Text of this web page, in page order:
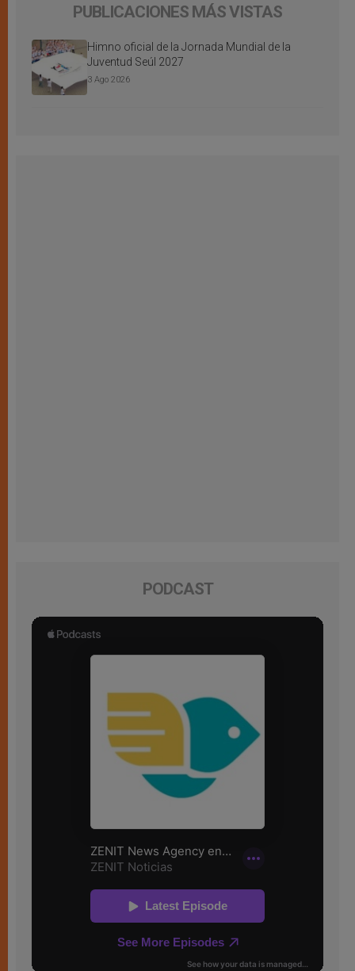
PUBLICACIONES MÁS VISTAS
Himno oficial de la Jornada Mundial de la
Juventud Seúl 2027
3 Ago 2026
PODCAST